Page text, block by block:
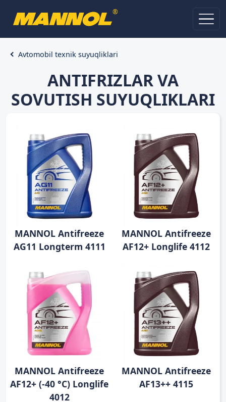
®
Avtomobil texnik suyuqliklari
ANTIFRIZLAR VA
SOVUTISH SUYUQLIKLARI
MANNOL Antifreeze
AG11 Longterm 4111
MANNOL Antifreeze
AF12+ Longlife 4112
MANNOL Antifreeze
AF12+ (-40 °C) Longlife
4012
MANNOL Antifreeze
AF13++ 4115